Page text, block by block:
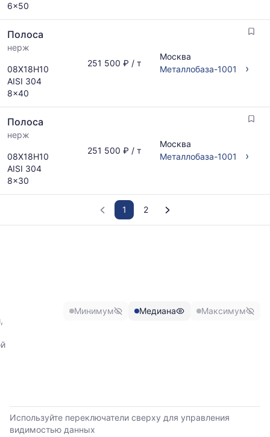
6x50
Полоса
нерж
08Х18Н10
AISI 304
8x40
251 500 ₽ / т
Москва
Металлобаза-1001
›
Полоса
нерж
08Х18Н10
AISI 304
8x30
251 500 ₽ / т
Москва
Металлобаза-1001
›
1 2
максимальной
последние
6
месяцев.
Минимум Медиана Максимум
Используйте переключатели сверху для управления
видимостью данных